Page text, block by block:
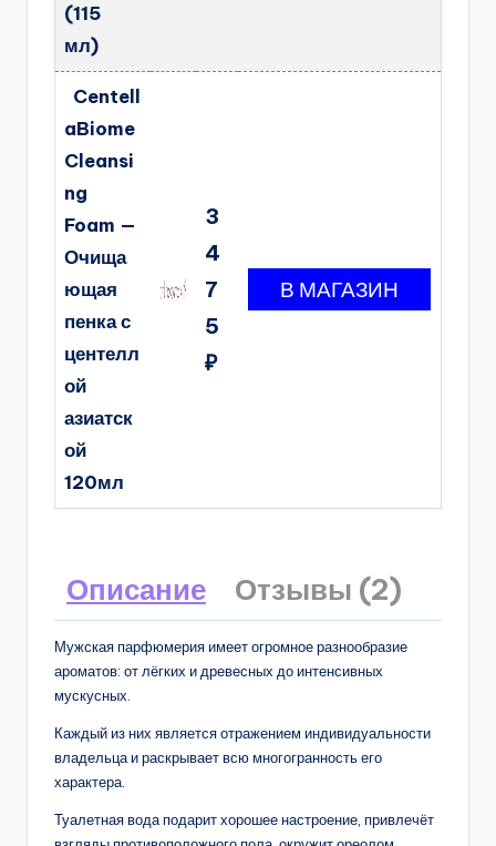
(115
мл)
Centell
aBiome
Cleansi
ng
Foam —
Очища
ющая
пенка с
центелл
ой
азиатск
ой
120мл
3
4
7
5
₽
Описание Отзывы (2)
Мужская парфюмерия имеет огромное разнообразие
ароматов: от лёгких и древесных до интенсивных
мускусных.
Каждый из них является отражением индивидуальности
владельца и раскрывает всю многогранность его
характера.
Туалетная вода подарит хорошее настроение, привлечёт